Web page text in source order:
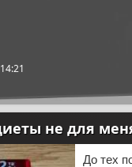
не для
До тех